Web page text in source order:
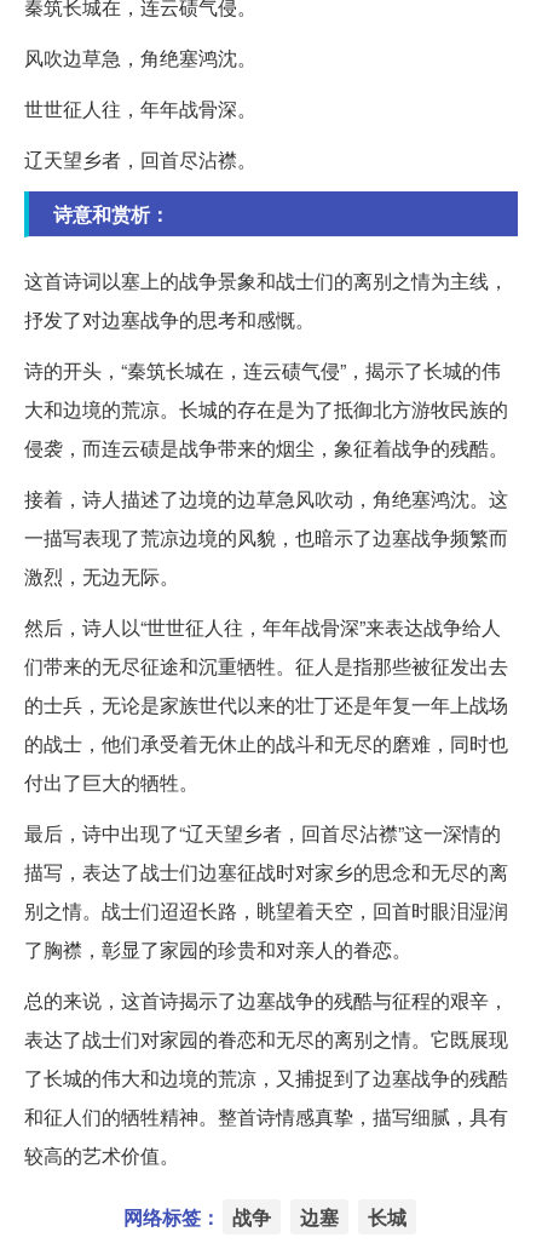
秦筑长城在，连云碛气侵。
风吹边草急，角绝塞鸿沈。
世世征人往，年年战骨深。
辽天望乡者，回首尽沾襟。
诗意和赏析：
这首诗词以塞上的战争景象和战士们的离别之情为主线，
抒发了对边塞战争的思考和感慨。
诗的开头，“秦筑长城在，连云碛气侵”，揭示了长城的伟
大和边境的荒凉。长城的存在是为了抵御北方游牧民族的
侵袭，而连云碛是战争带来的烟尘，象征着战争的残酷。
接着，诗人描述了边境的边草急风吹动，角绝塞鸿沈。这
一描写表现了荒凉边境的风貌，也暗示了边塞战争频繁而
激烈，无边无际。
然后，诗人以“世世征人往，年年战骨深”来表达战争给人
们带来的无尽征途和沉重牺牲。征人是指那些被征发出去
的士兵，无论是家族世代以来的壮丁还是年复一年上战场
的战士，他们承受着无休止的战斗和无尽的磨难，同时也
付出了巨大的牺牲。
最后，诗中出现了“辽天望乡者，回首尽沾襟”这一深情的
描写，表达了战士们边塞征战时对家乡的思念和无尽的离
别之情。战士们迢迢长路，眺望着天空，回首时眼泪湿润
了胸襟，彰显了家园的珍贵和对亲人的眷恋。
总的来说，这首诗揭示了边塞战争的残酷与征程的艰辛，
表达了战士们对家园的眷恋和无尽的离别之情。它既展现
了长城的伟大和边境的荒凉，又捕捉到了边塞战争的残酷
和征人们的牺牲精神。整首诗情感真挚，描写细腻，具有
较高的艺术价值。
网络标签： 战争 边塞 长城